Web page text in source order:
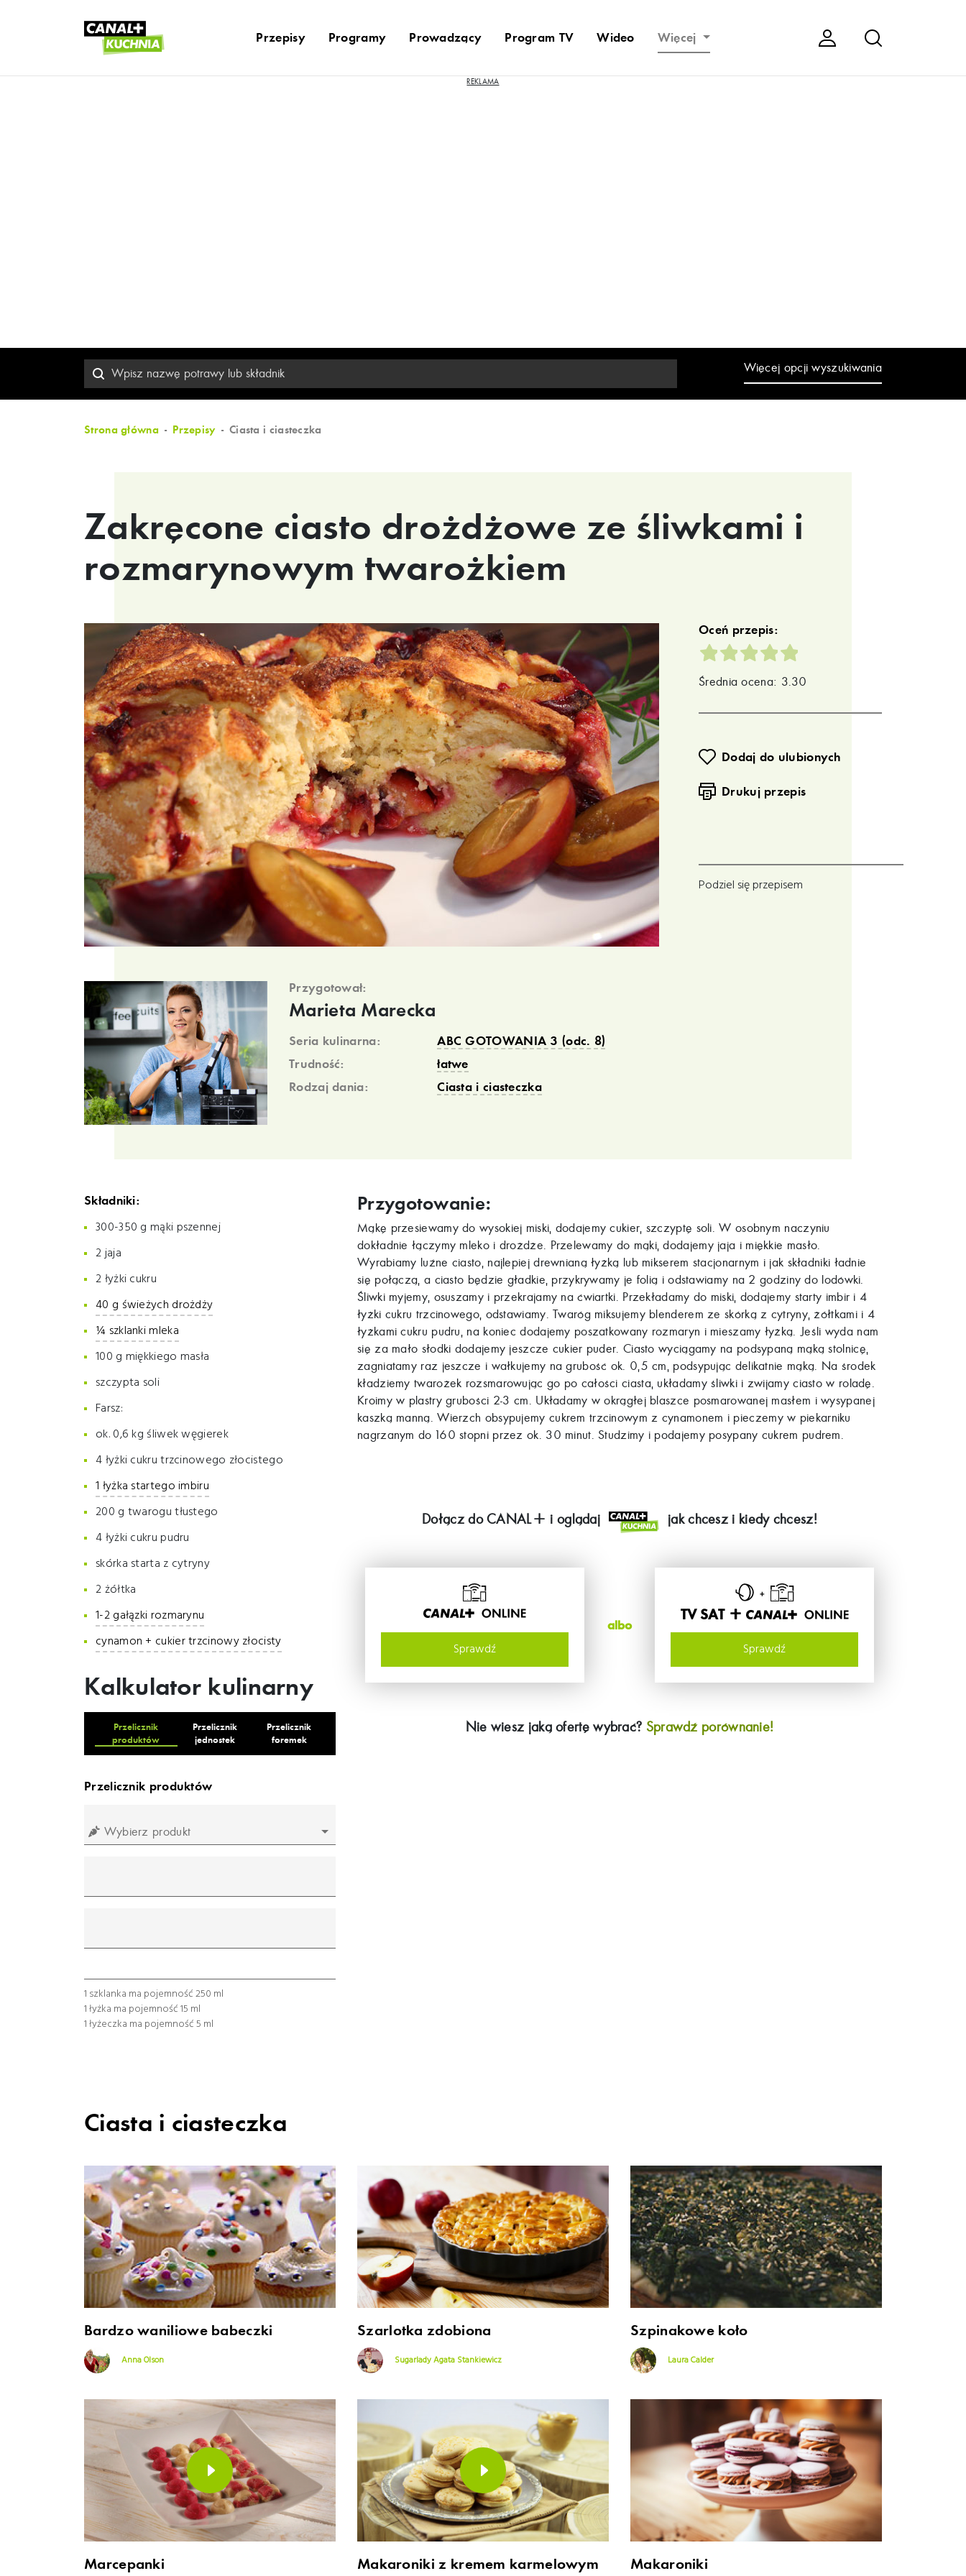
Przepisy Programy Prowadzący Program TV Wideo Więcej
Więcej opcji wyszukiwania
Strona główna Przepisy Ciasta i ciasteczka
Zakręcone ciasto drożdżowe ze śliwkami i
rozmarynowym twarożkiem
Oceń przepis:
Średnia ocena: 3.30
Dodaj do ulubionych
Drukuj przepis
Podziel się przepisem
Przygotował:
Marieta Marecka
Seria kulinarna:
ABC GOTOWANIA 3 (odc. 8)
Trudność:
łatwe
Rodzaj dania:
Ciasta i ciasteczka
Składniki:
300-350 g mąki pszennej
2 jaja
2 łyżki cukru
40 g świeżych drożdży
¼ szklanki mleka
100 g miękkiego masła
szczypta soli
Farsz:
ok. 0,6 kg śliwek węgierek
4 łyżki cukru trzcinowego złocistego
1 łyżka startego imbiru
200 g twarogu tłustego
4 łyżki cukru pudru
skórka starta z cytryny
2 żółtka
1-2 gałązki rozmarynu
cynamon + cukier trzcinowy złocisty
Kalkulator kulinarny
Przelicznik
produktów
Przelicznik
jednostek
Przelicznik
foremek
Przelicznik produktów
Wybierz produkt
łyżeczka łyżka szklanka
1 szklanka ma pojemność 250 ml
1 łyżka ma pojemność 15 ml
1 łyżeczka ma pojemność 5 ml
Przygotowanie:
Mąkę przesiewamy do wysokiej miski, dodajemy cukier, szczyptę soli. W osobnym naczyniu
dokładnie łączymy mleko i drożdże. Przelewamy do mąki, dodajemy jaja i miękkie masło.
Wyrabiamy luźne ciasto, najlepiej drewnianą łyżką lub mikserem stacjonarnym i jak składniki ładnie
się połączą, a ciasto będzie gładkie, przykrywamy je folią i odstawiamy na 2 godziny do lodówki.
Śliwki myjemy, osuszamy i przekrajamy na ćwiartki. Przekładamy do miski, dodajemy starty imbir i 4
łyżki cukru trzcinowego, odstawiamy. Twaróg miksujemy blenderem ze skórką z cytryny, żółtkami i 4
łyżkami cukru pudru, na koniec dodajemy poszatkowany rozmaryn i mieszamy łyżką. Jeśli wyda nam
się za mało słodki dodajemy jeszcze cukier puder. Ciasto wyciągamy na podsypaną mąką stolnicę,
zagniatamy raz jeszcze i wałkujemy na grubość ok. 0,5 cm, podsypując delikatnie mąką. Na środek
kładziemy twarożek rozsmarowując go po całości ciasta, układamy śliwki i zwijamy ciasto w roladę.
Kroimy w plastry grubości 2-3 cm. Układamy w okrągłej blaszce posmarowanej masłem i wysypanej
kaszką manną. Wierzch obsypujemy cukrem trzcinowym z cynamonem i pieczemy w piekarniku
nagrzanym do 160 stopni przez ok. 30 minut. Studzimy i podajemy posypany cukrem pudrem.
Dołącz doCANAL+ i oglądaj jak chcesz i kiedy chcesz!
Sprawdź
albo
TV SAT +
Sprawdź
Nie wiesz jaką ofertę wybrać? Sprawdź porównanie!
Ciasta i ciasteczka
Bardzo waniliowe babeczki
Anna Olson
Szarlotka zdobiona
Sugarlady Agata Stankiewicz
Szpinakowe koło
Laura Calder
Marcepanki Makaroniki z kremem karmelowym Makaroniki